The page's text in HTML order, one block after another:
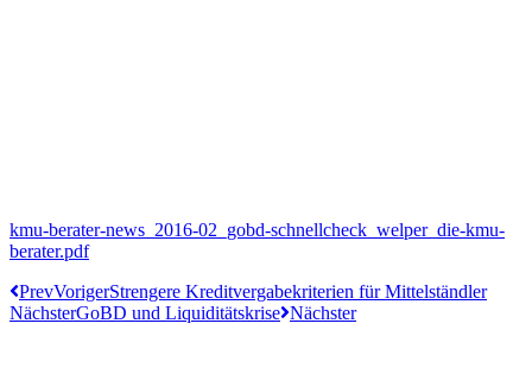
kmu-berater-news_2016-02_gobd-schnellcheck_welper_die-kmu-
berater.pdf
PrevVorigerStrengere Kreditvergabekriterien für Mittelständler
NächsterGoBD und Liquiditätskrise Nächster